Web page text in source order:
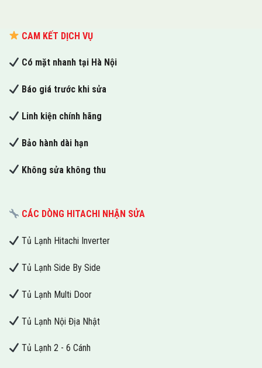
CAM KẾT DỊCH VỤ
Có mặt nhanh tại Hà Nội
Báo giá trước khi sửa
Linh kiện chính hãng
Bảo hành dài hạn
Không sửa không thu
CÁC DÒNG HITACHI NHẬN SỬA
Tủ Lạnh Hitachi Inverter
Tủ Lạnh Side By Side
Tủ Lạnh Multi Door
Tủ Lạnh Nội Địa Nhật
Tủ Lạnh 2 - 6 Cánh